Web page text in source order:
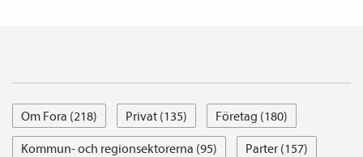
Om Fora (218) Privat (135)
Företag (180)
Kommun- och regionsektorerna (95)
Parter (157)